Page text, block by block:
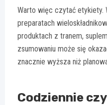
Warto więc czytać etykiety.
preparatach
produktach z tranem,
zsumowaniu może się
znacznie wyższa niż
Codziennie